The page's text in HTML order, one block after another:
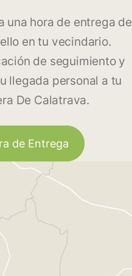
una hora de entrega de
en tu vecindario.
de seguimiento y
llegada personal a tu
De Calatrava.
de Entrega